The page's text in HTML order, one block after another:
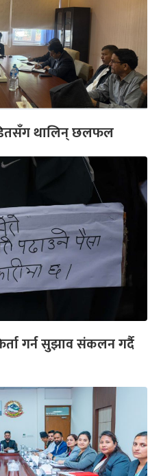
थालिन् छलफल
गर्न सुझाव संकलन गर्दै